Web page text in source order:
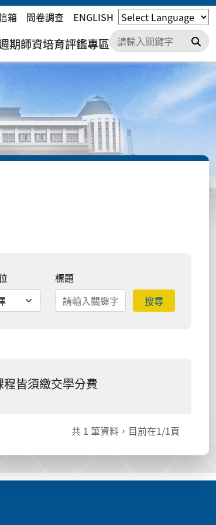
箱 問卷調查 ENGLISH
期師資培育評鑑專區 搜
標題
搜尋
皆須繳交學分費
共 1 筆資料，目前在1/1頁